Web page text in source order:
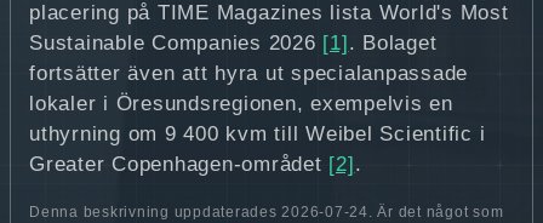
placering på TIME Magazines lista World's Most
Sustainable Companies 2026 [1] . Bolaget
fortsätter även att hyra ut specialanpassade
lokaler i Öresundsregionen, exempelvis en
uthyrning om 9 400 kvm till Weibel Scientific i
Greater Copenhagen-området [2] .
Denna beskrivning uppdaterades 2026-07-24. Är det något som